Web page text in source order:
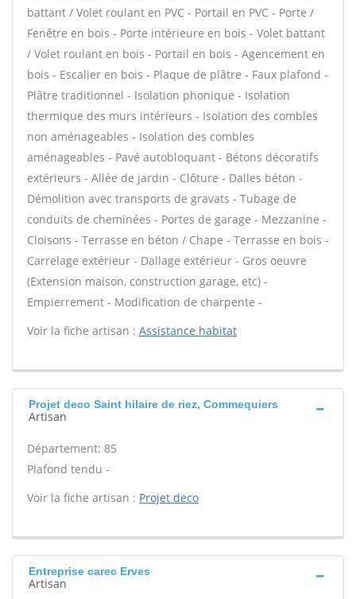
battant / Volet roulant en PVC - Portail en PVC - Porte /
Fenêtre en bois - Porte intérieure en bois - Volet battant
/ Volet roulant en bois - Portail en bois - Agencement en
bois - Escalier en bois - Plaque de plâtre - Faux plafond -
Plâtre traditionnel - Isolation phonique - Isolation
thermique des murs intérieurs - Isolation des combles
non aménageables - Isolation des combles
aménageables - Pavé autobloquant - Bétons décoratifs
extérieurs - Allée de jardin - Clôture - Dalles béton -
Démolition avec transports de gravats - Tubage de
conduits de cheminées - Portes de garage - Mezzanine -
Cloisons - Terrasse en béton / Chape - Terrasse en bois -
Carrelage extérieur - Dallage extérieur - Gros oeuvre
(Extension maison, construction garage, etc) -
Empierrement - Modification de charpente -
Voir la fiche artisan : Assistance habitat
Projet deco Saint hilaire de riez, Commequiers
Artisan
Département: 85
Plafond tendu -
Voir la fiche artisan : Projet deco
Entreprise carec Erves
Artisan